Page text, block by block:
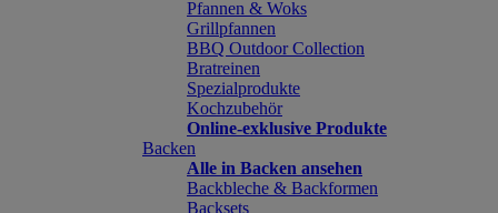
Pfannen & Woks
Grillpfannen
BBQ Outdoor Collection
Bratreinen
Spezialprodukte
Kochzubehör
Online-exklusive Produkte
Backen
Alle in Backen ansehen
Backbleche & Backformen
Backsets